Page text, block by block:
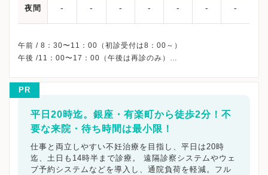
夜間 - - - - - - -
午前 / 8：30〜11：00（初診受付は8：00～）
午後 /11：00〜17：00（午後は再診のみ）
※当院の再診は原則予約制です。
※詳細はクリニックHPを確認、または直接お問い合わせくださ
PR
平日20時迄。銀座・有楽町から徒歩2分！不
要な来院・待ち時間は最小限！
仕事と両立しやすい不妊治療を目指し、平日は20時
迄、土日も14時半まで診療。 遠隔診察システムやウェ
ブ予約システムなどを導入し、通院負荷を軽減。フル